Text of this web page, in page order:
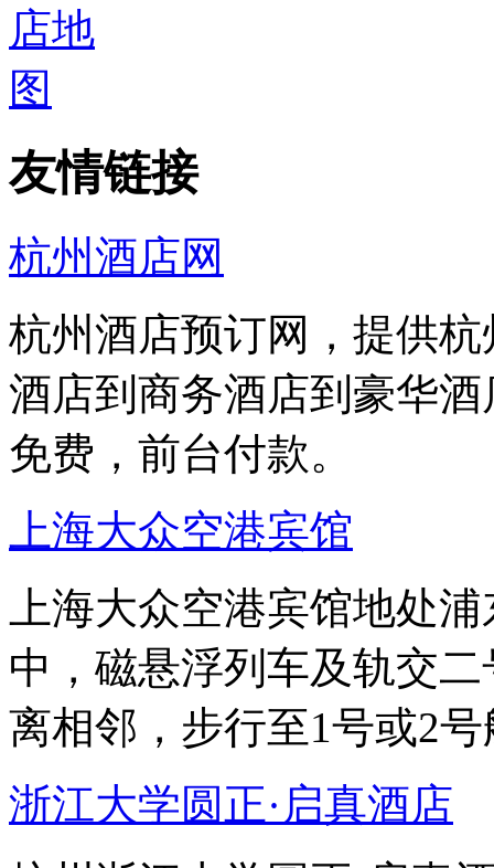
友情链接
杭州酒店网
杭州酒店预订网，提供
酒店到商务酒店到豪华
免费，前台付款。
上海大众空港宾馆
上海大众空港宾馆地处
中，磁悬浮列车及轨交
离相邻，步行至1号或2
浙江大学圆正·启真酒店